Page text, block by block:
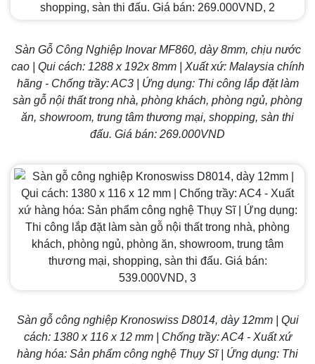
Sàn Gỗ Công Nghiệp Inovar MF860, dày 8mm, chịu nước
cao | Qui cách: 1288 x 192x 8mm | Xuất xứ: Malaysia chính
hãng - Chống trầy: AC3 | Ứng dụng: Thi công lắp đặt làm
sàn gỗ nội thất trong nhà, phòng khách, phòng ngủ, phòng
ăn, showroom, trung tâm thương mại, shopping, sàn thi
đấu. Giá bán: 269.000VND
Sàn gỗ công nghiệp Kronoswiss D8014, dày 12mm | Qui
cách: 1380 x 116 x 12 mm | Chống trầy: AC4 - Xuất xứ
hàng hóa: Sản phẩm công nghệ Thụy Sĩ | Ứng dụng: Thi